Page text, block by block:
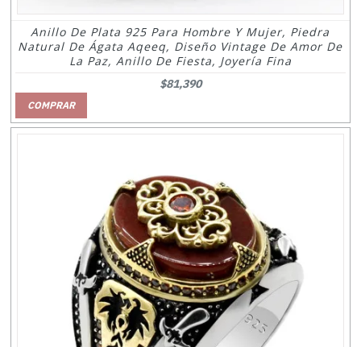
Anillo De Plata 925 Para Hombre Y Mujer, Piedra
Natural De Ágata Aqeeq, Diseño Vintage De Amor De
La Paz, Anillo De Fiesta, Joyería Fina
$81,390
COMPRAR